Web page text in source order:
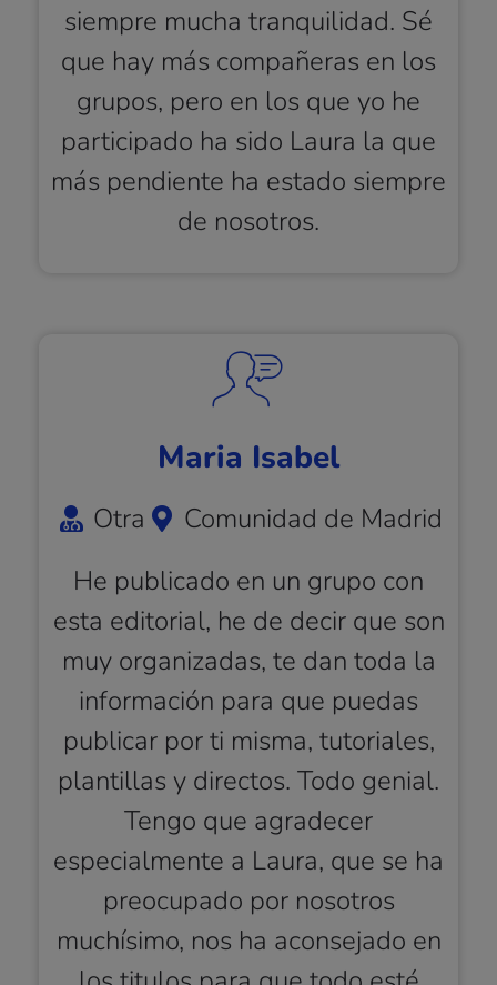
siempre mucha tranquilidad. Sé
que hay más compañeras en los
grupos, pero en los que yo he
participado ha sido Laura la que
más pendiente ha estado siempre
de nosotros.
Maria Isabel
Otra
Comunidad de Madrid
He publicado en un grupo con
esta editorial, he de decir que son
muy organizadas, te dan toda la
información para que puedas
publicar por ti misma, tutoriales,
plantillas y directos. Todo genial.
Tengo que agradecer
especialmente a Laura, que se ha
preocupado por nosotros
muchísimo, nos ha aconsejado en